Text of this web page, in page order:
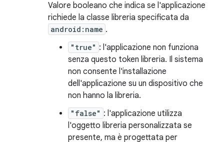
Valore booleano che indica se l'applicazione
richiede la classe libreria specificata da
android:name .
"true" : l'applicazione non funziona
senza questo token libreria. Il sistema
non consente l'installazione
dell'applicazione su un dispositivo che
non hanno la libreria.
"false" : l'applicazione utilizza
l'oggetto libreria personalizzata se
presente, ma è progettata per